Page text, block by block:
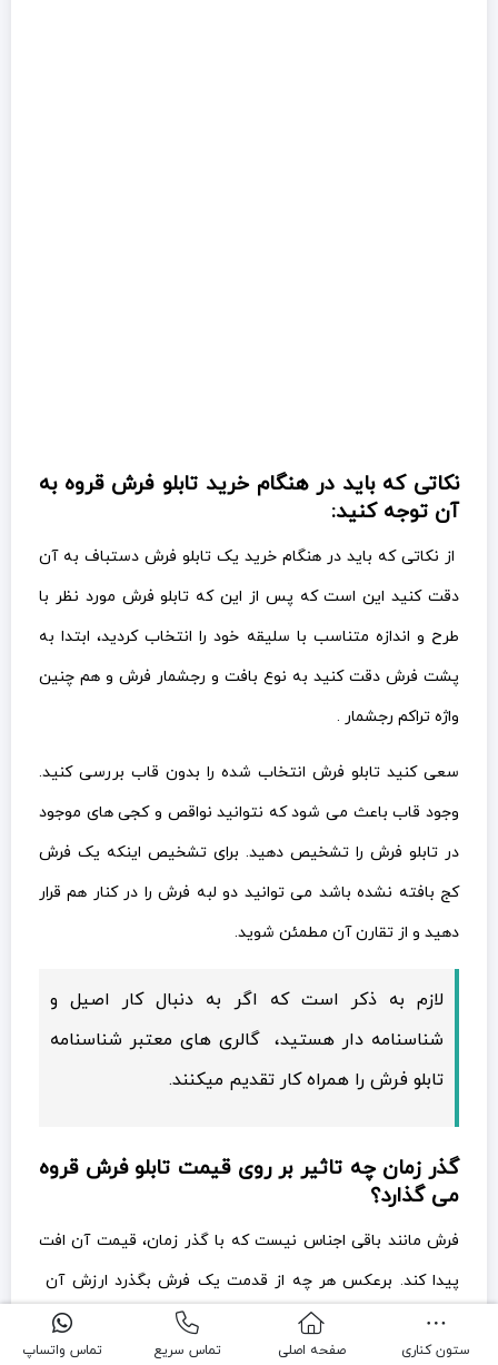
نکاتی که باید در هنگام خرید تابلو فرش قروه به
آن توجه کنید:
از نکاتی که باید در هنگام خرید یک تابلو فرش دستباف به آن
دقت کنید این است که پس از این که تابلو فرش مورد نظر با
طرح و اندازه متناسب با سلیقه خود را انتخاب کردید، ابتدا به
پشت فرش دقت کنید به نوع بافت و رجشمار فرش و هم چنین
واژه تراکم رجشمار .
سعی کنید تابلو فرش انتخاب شده را بدون قاب بررسی کنید.
وجود قاب باعث می شود که نتوانید نواقص و کجی های موجود
در تابلو فرش را تشخیص دهید. برای تشخیص اینکه یک فرش
کج بافته نشده باشد می توانید دو لبه فرش را در کنار هم قرار
دهید و از تقارن آن مطمئن شوید.
لازم به ذکر است که اگر به دنبال کار اصیل و
شناسنامه دار هستید، گالری های معتبر شناسنامه
تابلو فرش را همراه کار تقدیم میکنند.
گذر زمان چه تاثیر بر روی قیمت تابلو فرش قروه
می گذارد؟
فرش مانند باقی اجناس نیست که با گذر زمان، قیمت آن افت
پیدا کند. برعکس هر چه از قدمت یک فرش بگذرد ارزش آن
افزایش میابد و آن را به کالایی با ارزش تر تبدیل می کند. معمولا
ستون کناری صفحه اصلی تماس سریع تماس واتساپ